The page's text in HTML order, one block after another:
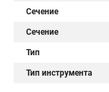
Сечение
Сечение
Тип
Тип инструмента